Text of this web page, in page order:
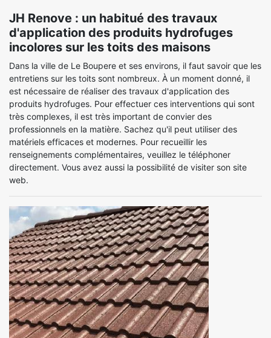
JH Renove : un habitué des travaux
d'application des produits hydrofuges
incolores sur les toits des maisons
Dans la ville de Le Boupere et ses environs, il faut savoir que les
entretiens sur les toits sont nombreux. À un moment donné, il
est nécessaire de réaliser des travaux d'application des
produits hydrofuges. Pour effectuer ces interventions qui sont
très complexes, il est très important de convier des
professionnels en la matière. Sachez qu'il peut utiliser des
matériels efficaces et modernes. Pour recueillir les
renseignements complémentaires, veuillez le téléphoner
directement. Vous avez aussi la possibilité de visiter son site
web.